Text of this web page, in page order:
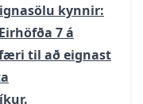
kynnir:​
7 á
til að eignast